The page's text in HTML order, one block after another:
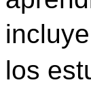
los